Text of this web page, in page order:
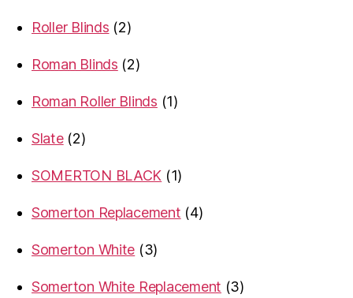
Roller Blinds
22
Roman Blinds
22
Roman Roller Blinds
11
Slate 22
SOMERTON BLACK
11
Somerton Replacement
44
Somerton White
33
Somerton White Replacement
33